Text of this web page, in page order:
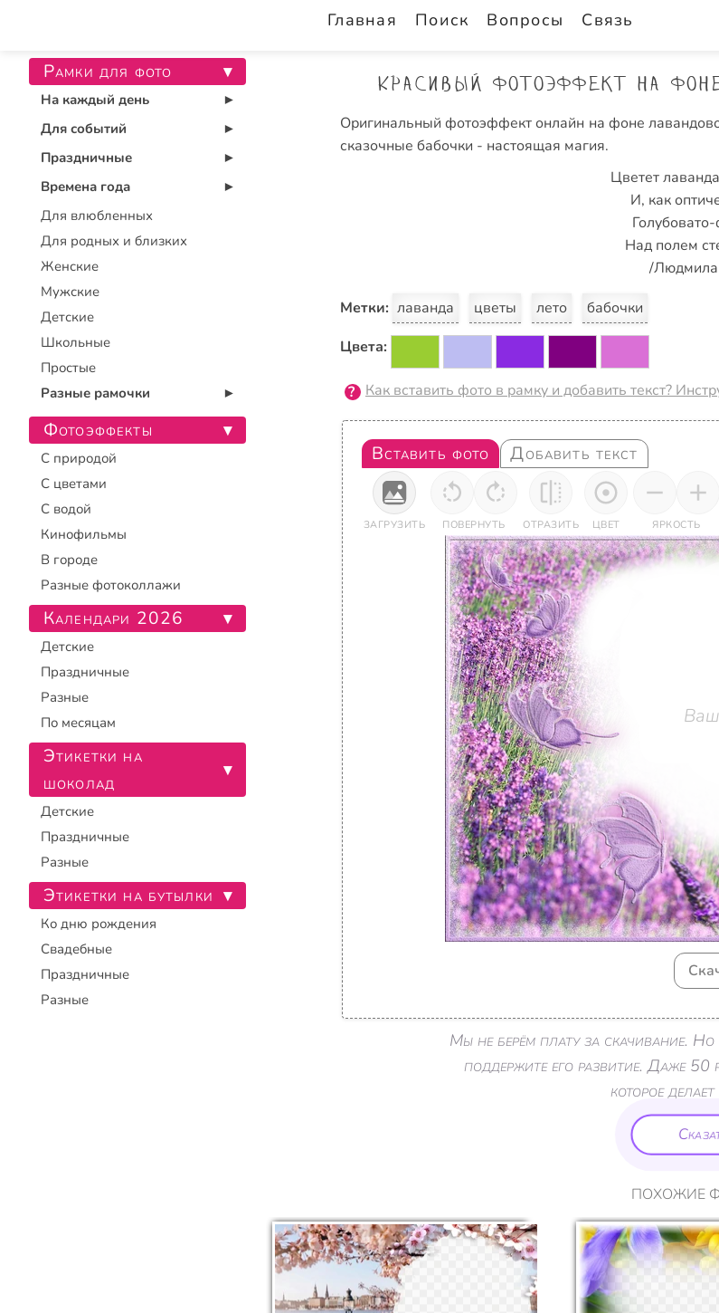
Главная Поиск Вопросы Связь
Красивый фотоэффект на
Оригинальный фотоэффект онлайн на фоне
сказочные бабочки - настоящая магия.
Цветет
И, как
Над полем
/
Метки: лаванда цветы лето
бабочки
Цвета:
Как вставить фото в рамку и добавить текст?
Вставить фото Добавить текст
ЗАГРУЗИТЬ ПОВЕРНУТЬ ОТРАЗИТЬ ЦВЕТ ЯРКОСТЬ
Мы не берём плату за скачивание.
поддержите его развитие. Даже 50
которое
ПОХОЖИЕ
Рамки для фото ▾
На каждый день ▾
Для событий ▾
Праздничные ▾
Времена года ▾
Для влюбленных
Для родных и близких
Женские
Мужские
Детские
Школьные
Простые
Разные рамочки
▾
Фотоэффекты ▾
С природой
С цветами
С водой
Кинофильмы
В городе
Разные фотоколлажи
Календари 2026 ▾
Детские
Праздничные
Разные
По месяцам
Этикетки на
шоколад
▾
Детские
Праздничные
Разные
Этикетки на бутылки ▾
Ко дню рождения
Свадебные
Праздничные
Разные